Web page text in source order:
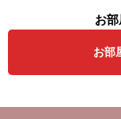
お
お部